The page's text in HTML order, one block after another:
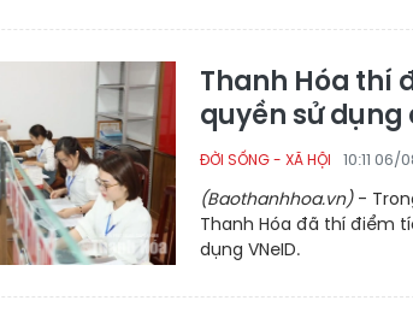
Thanh Hóa thí
quyền sử dụng
ĐỜI SỐNG - XÃ HỘI 10:11 06/
(Baothanhhoa.vn)-
Thanh Hóa đã thí điểm
dụng VNeID.